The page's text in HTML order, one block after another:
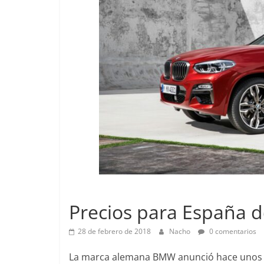
Precios para España
28 de febrero de 2018 Nacho 0 comentarios
La marca alemana BMW anunció hace
EQ